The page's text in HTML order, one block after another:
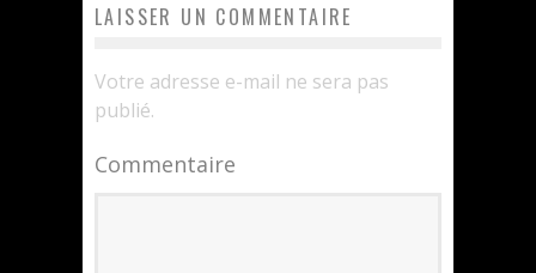
LAISSER UN COMMENTAIRE
Votre adresse e-mail ne sera pas
publié.
Commentaire